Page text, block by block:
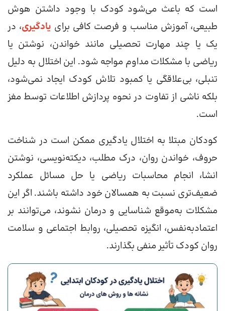
است که باعث می‌شود کودک با وجود داشتن هوش
طبیعی، آموزش مناسب و فرصت کافی برای یادگیری، در
یک یا چند مهارت تحصیلی مانند خواندن، نوشتن یا
ریاضی با مشکلات مداوم مواجه شود. این اختلال به دلیل
تنبلی، بی‌علاقگی یا کمبود تلاش کودک ایجاد نمی‌شود،
بلکه ناشی از تفاوت در نحوه پردازش اطلاعات توسط مغز
است.
کودکان مبتلا به اختلال یادگیری ممکن است در شناخت
حروف، خواندن روان، درک مطلب، دیکته‌نویسی، نوشتن
انشا، انجام محاسبات ریاضی یا حل مسائل عملکرد
ضعیف‌تری نسبت به همسالان خود داشته باشند. اگر این
مشکلات به‌موقع شناسایی و درمان نشوند، می‌توانند بر
اعتمادبه‌نفس، انگیزه تحصیلی، روابط اجتماعی و سلامت
روان کودک تأثیر منفی بگذارند.